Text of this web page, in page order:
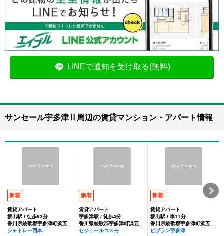
LINEで通知を受け取る(無料)
サンセール宇多津Ⅱ周辺の賃貸マンション・アパート情報
新着
賃貸アパート
坂出駅 / 徒歩63分
香川県綾歌郡宇多津町浜五番丁
シャトレー西本
新着
賃貸アパート
宇多津駅 / 徒歩4分
香川県綾歌郡宇多津町浜五番丁
セジュールコスモ
新着
賃貸アパート
坂出駅 / 車11分
香川県綾歌郡宇多津町浜五番丁
ビブラン宇多津